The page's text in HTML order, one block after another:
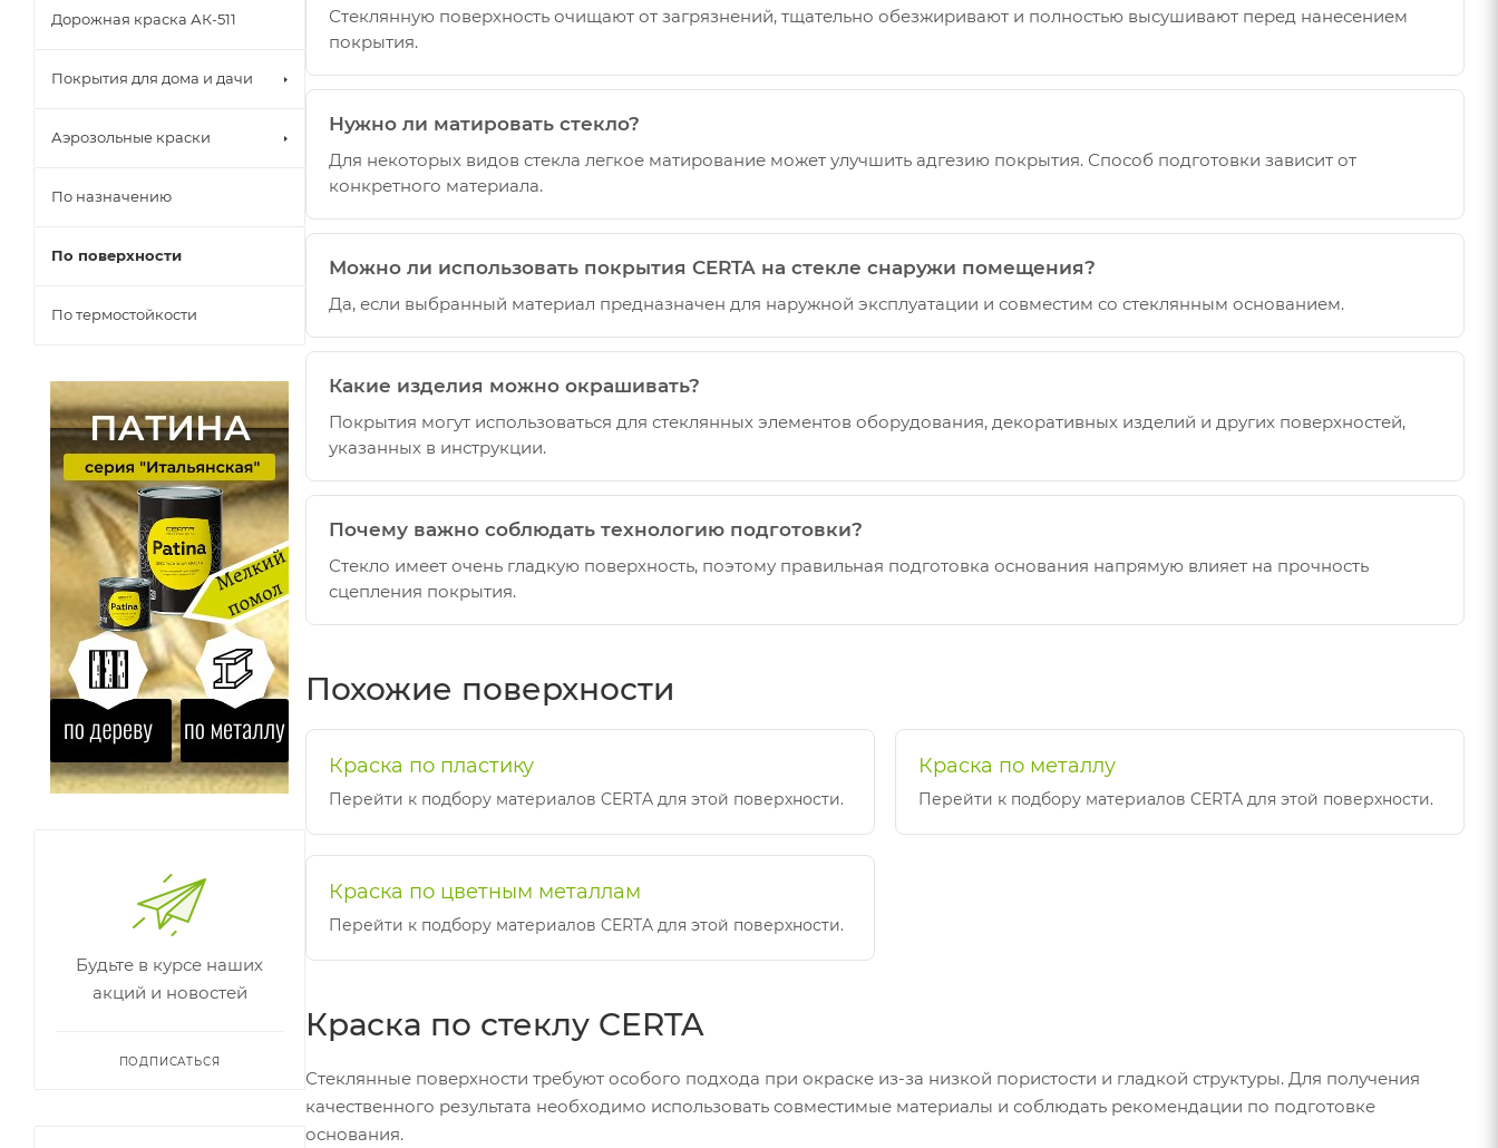
Стеклянную поверхность очищают от загрязнений, тщательно обезжиривают и полностью высушивают перед нанесением
покрытия.
Нужно ли матировать стекло?
Для некоторых видов стекла легкое матирование может улучшить адгезию покрытия. Способ подготовки зависит от
конкретного материала.
Можно ли использовать покрытия CERTA на стекле снаружи помещения?
Да, если выбранный материал предназначен для наружной эксплуатации и совместим со стеклянным основанием.
Какие изделия можно окрашивать?
Покрытия могут использоваться для стеклянных элементов оборудования, декоративных изделий и других поверхностей,
указанных в инструкции.
Почему важно соблюдать технологию подготовки?
Стекло имеет очень гладкую поверхность, поэтому правильная подготовка основания напрямую влияет на прочность
сцепления покрытия.
Похожие поверхности
Краска по пластику
Перейти к подбору материалов CERTA для этой поверхности.
Краска по металлу
Перейти к подбору материалов CERTA для этой поверхности.
Краска по цветным металлам
Перейти к подбору материалов CERTA для этой поверхности.
Краска по стеклу CERTA
Стеклянные поверхности требуют особого подхода при окраске из-за низкой пористости и гладкой структуры. Для получения
качественного результата необходимо использовать совместимые материалы и соблюдать рекомендации по подготовке
основания.
Дорожная краска АК-511
Покрытия для дома и дачи
Аэрозольные краски
По назначению
По поверхности
По термостойкости
Будьте в курсе наших
акций и новостей
ПОДПИСАТЬСЯ